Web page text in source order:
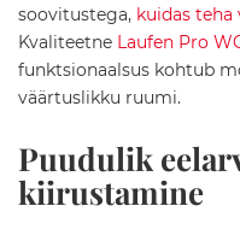
S
a
i
t
a
r
k
e
soovitustega, kuidas teha
Kvaliteetne Laufen Pro
funktsionaalsus kohtub
väärtuslikku ruumi.
Puudulik
kiirustamine